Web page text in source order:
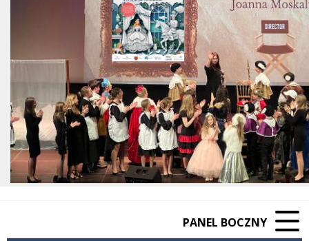
PANEL BOCZNY